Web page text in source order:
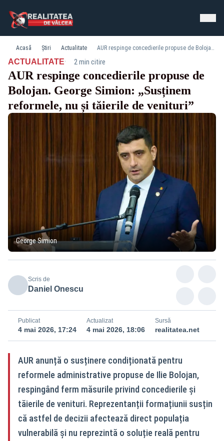
Acasă Știri Actualitate AUR respinge concedierile propuse de Bolojan. George Simion: „Susținem reformele, nu și tăierile de venituri”
ACTUALITATE· 2 min citire
AUR respinge concedierile propuse de
Bolojan. George Simion: „Susținem
reformele, nu și tăierile de venituri”
George Simion
Scris de
Daniel Onescu
Publicat
4 mai 2026, 17:24
Actualizat
4 mai 2026, 18:06
Sursă
realitatea.net
AUR anunță o susținere condiționată pentru
reformele administrative propuse de Ilie Bolojan,
respingând ferm măsurile privind concedierile și
tăierile de venituri. Reprezentanții formațiunii susțin
că astfel de decizii afectează direct populația
vulnerabilă și nu reprezintă o soluție reală pentru